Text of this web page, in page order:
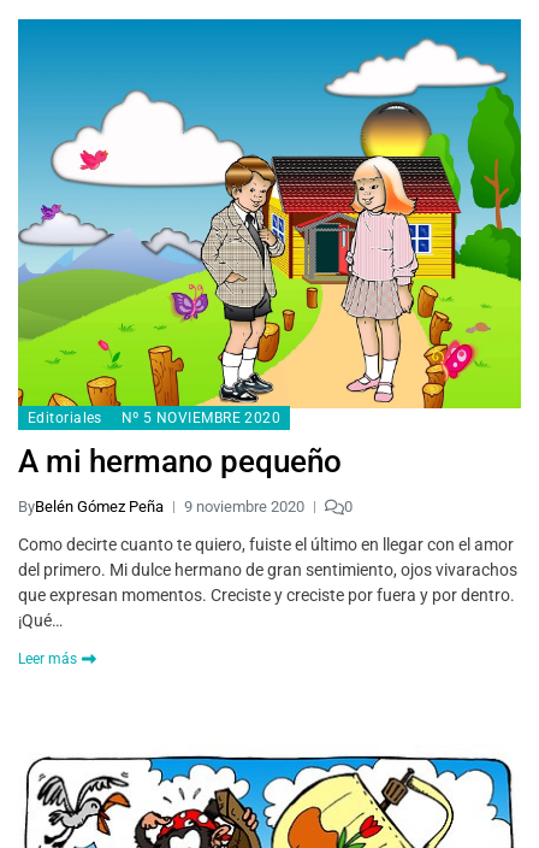
Editoriales Nº 5 NOVIEMBRE 2020
A mi hermano pequeño
ByBelén Gómez Peña 9 noviembre 2020 0
Como decirte cuanto te quiero, fuiste el último en llegar con el amor
del primero. Mi dulce hermano de gran sentimiento, ojos vivarachos
que expresan momentos. Creciste y creciste por fuera y por dentro.
¡Qué…
Leer más